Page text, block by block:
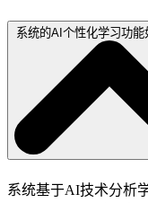
系统的AI个性化学习功能
系统基于AI技术分析